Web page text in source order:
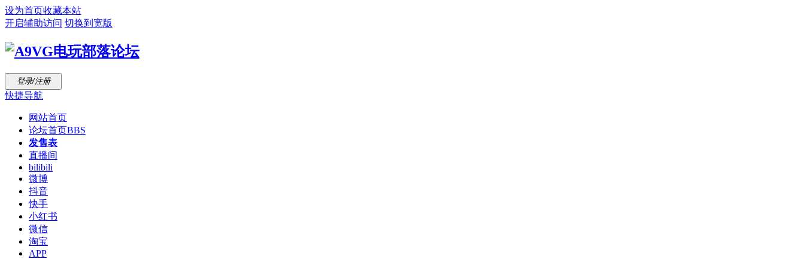
设为首页收藏本站
开启辅助访问 切换到宽版
登录/注册
快捷导航
网站首页
论坛首页BBS
发售表
直播间
bilibili
微博
抖音
快手
小红书
微信
淘宝
APP